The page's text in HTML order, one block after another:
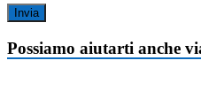
Invia
Possiamo aiutarti anche